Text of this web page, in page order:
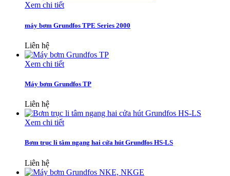
Xem chi tiết
máy bơm Grundfos TPE Series 2000
Liên hệ
Xem chi tiết
Máy bơm Grundfos TP
Liên hệ
Xem chi tiết
Bơm trục li tâm ngang hai cửa hút Grundfos HS-LS
Liên hệ